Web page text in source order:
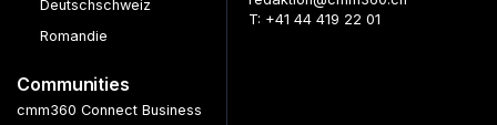
Deutschschweiz
Romandie
Communities
cmm360 Connect Business
T: +41 44 419 22 01